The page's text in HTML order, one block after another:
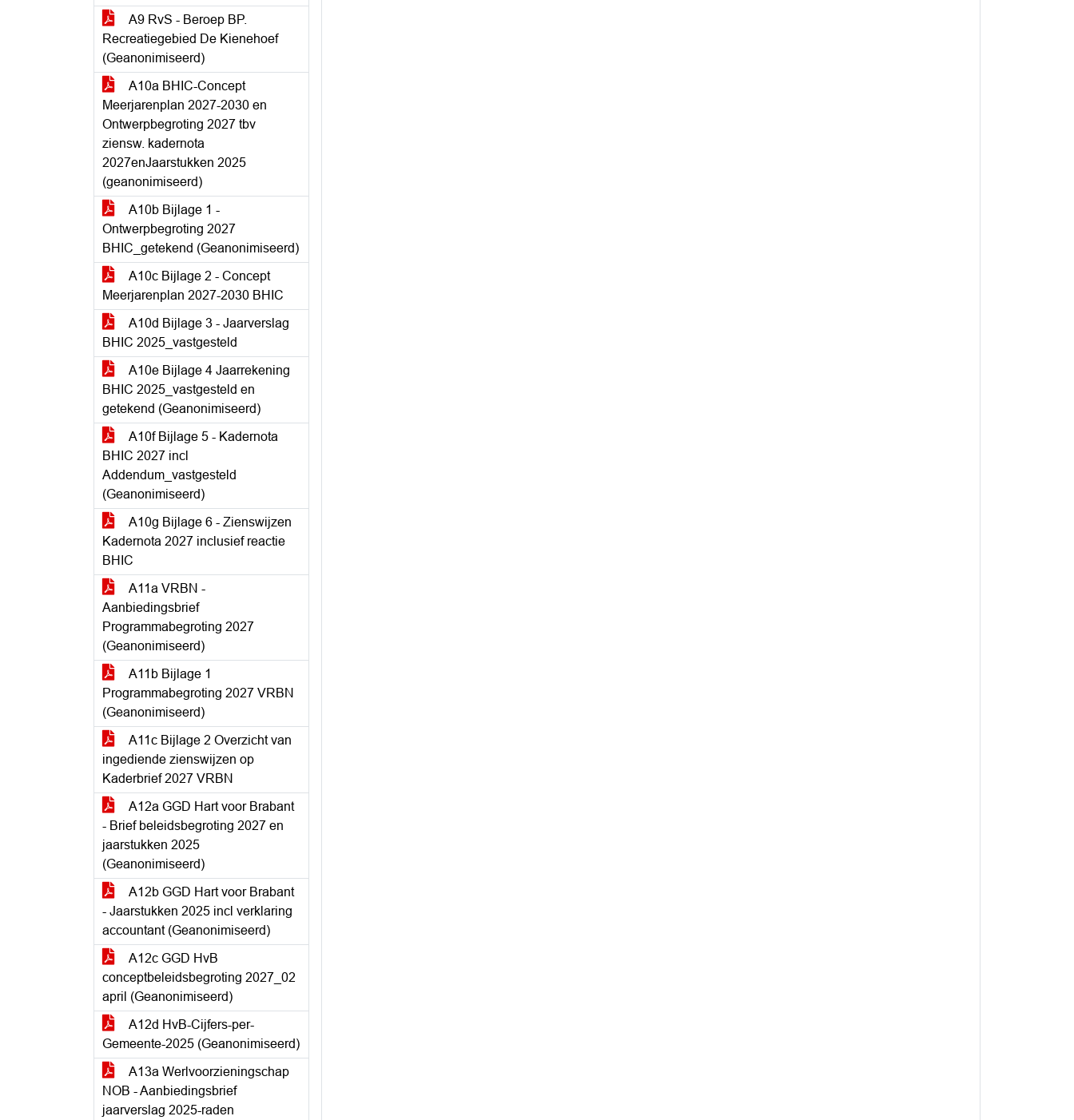
A9 RvS - Beroep BP.
Recreatiegebied De Kienehoef
(Geanonimiseerd)
A10a BHIC-Concept
Meerjarenplan 2027-2030 en
Ontwerpbegroting 2027 tbv
ziensw. kadernota
2027enJaarstukken 2025
(geanonimiseerd)
A10b Bijlage 1 -
Ontwerpbegroting 2027
BHIC_getekend (Geanonimiseerd)
A10c Bijlage 2 - Concept
Meerjarenplan 2027-2030 BHIC
A10d Bijlage 3 - Jaarverslag
BHIC 2025_vastgesteld
A10e Bijlage 4 Jaarrekening
BHIC 2025_vastgesteld en
getekend (Geanonimiseerd)
A10f Bijlage 5 - Kadernota
BHIC 2027 incl
Addendum_vastgesteld
(Geanonimiseerd)
A10g Bijlage 6 - Zienswijzen
Kadernota 2027 inclusief reactie
BHIC
A11a VRBN -
Aanbiedingsbrief
Programmabegroting 2027
(Geanonimiseerd)
A11b Bijlage 1
Programmabegroting 2027 VRBN
(Geanonimiseerd)
A11c Bijlage 2 Overzicht van
ingediende zienswijzen op
Kaderbrief 2027 VRBN
A12a GGD Hart voor Brabant
- Brief beleidsbegroting 2027 en
jaarstukken 2025
(Geanonimiseerd)
A12b GGD Hart voor Brabant
- Jaarstukken 2025 incl verklaring
accountant (Geanonimiseerd)
A12c GGD HvB
conceptbeleidsbegroting 2027_02
april (Geanonimiseerd)
A12d HvB-Cijfers-per-
Gemeente-2025 (Geanonimiseerd)
A13a Werlvoorzieningschap
NOB - Aanbiedingsbrief
jaarverslag 2025-raden